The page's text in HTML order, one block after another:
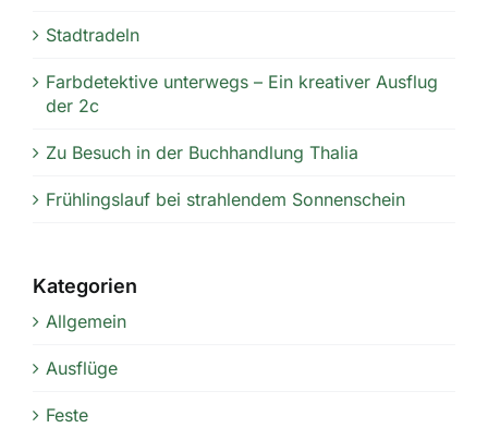
Stadtradeln
Farbdetektive unterwegs – Ein kreativer Ausflug
der 2c
Zu Besuch in der Buchhandlung Thalia
Frühlingslauf bei strahlendem Sonnenschein
Kategorien
Allgemein
Ausflüge
Feste